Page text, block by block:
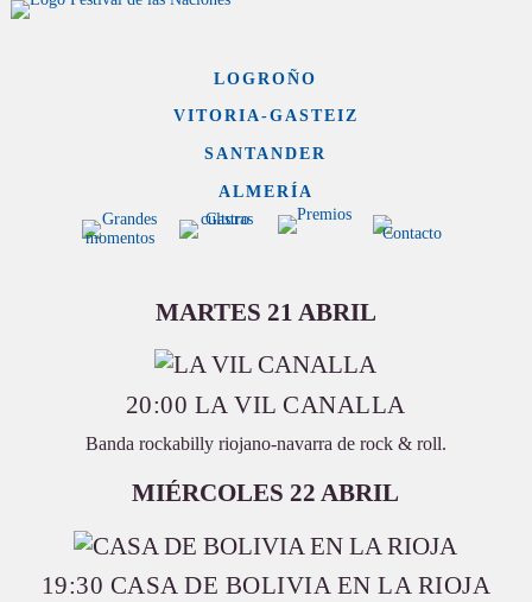
LOGROÑO
VITORIA-GASTEIZ
SANTANDER
ALMERÍA
MARTES 21 ABRIL
20:00 LA VIL CANALLA
Banda rockabilly riojano-navarra de rock & roll.
MIÉRCOLES 22 ABRIL
19:30 CASA DE BOLIVIA EN LA RIOJA